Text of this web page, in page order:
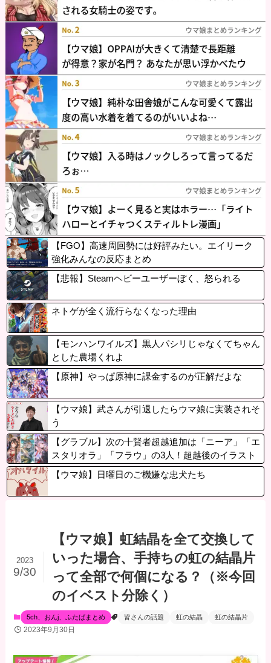
【FGO】高速周回勢には好評みたい。エイリーク
強化みんなの反応まとめ
【悲報】Steamヘビーユーザーぼく、怒られる
ネトゲが全く流行らなくなった理由
【モンハンワイルズ】黒人パシリじゃなくてちゃん
とした農場くれよ
【原神】やっぱ原神に課金するのが正解だよな
【ウマ娘】武さんが引退したらウマ娘に実装されそ
う
【グラブル】次の十賢者超越追加は「ニーア」「エ
スタリオラ」「フラウ」の3人！超越後のイラスト
が公開に
【ウマ娘】日曜日のご機嫌な忠犬たち
【ウマ娘】虹結晶を全て交換して
いった場合、手持ちの虹の結晶片
って全部で何個になる？（※今回
のイベスト分除く）
2023
9/30
5ch、おんj、ふたばまとめ 皆さんの話題 虹の結晶 虹の結晶片
2023年9月30日